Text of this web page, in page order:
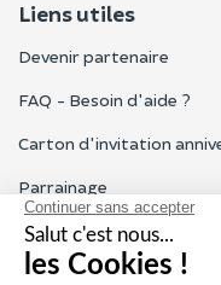
Liens utiles
Devenir partenaire
FAQ - Besoin d'aide ?
Carton d'invitation
Parrainage
Tous les avis Funbooker